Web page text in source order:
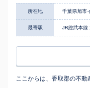
所在地 千葉県旭市
最寄駅 JR総武本線
ここからは、香取郡の不動